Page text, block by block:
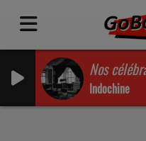
Nos
Indochine